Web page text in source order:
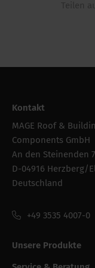
Kontakt
MAGE Roof &
Components GmbH
An den Steinenden 7
D-04916 Herzberg/
Deutschland
+49 3535 4007-0
Unsere Produkte